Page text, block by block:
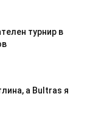
турнир в
а Bultras я